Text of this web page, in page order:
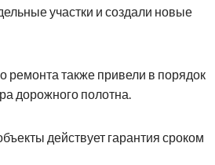
участки и создали новые
ремонта также привели в порядок
дорожного полотна.
действует гарантия сроком